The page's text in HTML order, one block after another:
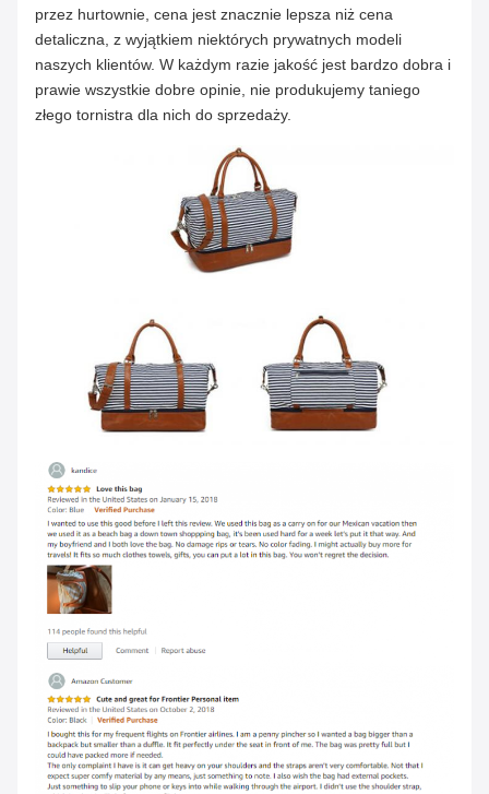
Płeć Mężczyźni Kobiety
Kolor Czarno-niebieski
Cutomizacja Witamy
przez hurtownie, cena jest znacznie lepsza niż cena
detaliczna, z wyjątkiem niektórych prywatnych modeli
naszych klientów. W każdym razie jakość jest bardzo dobra i
prawie wszystkie dobre opinie, nie produkujemy taniego
złego tornistra dla nich do sprzedaży.